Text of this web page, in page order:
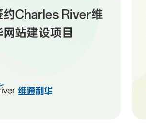
约Charles River维
站建设项目